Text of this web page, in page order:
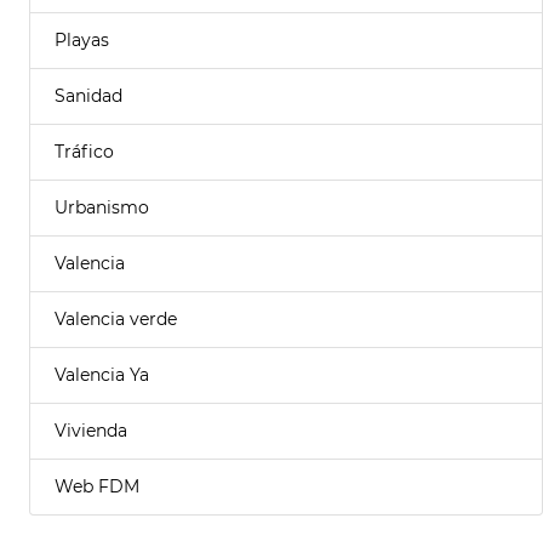
Playas
Sanidad
Tráfico
Urbanismo
Valencia
Valencia verde
Valencia Ya
Vivienda
Web FDM